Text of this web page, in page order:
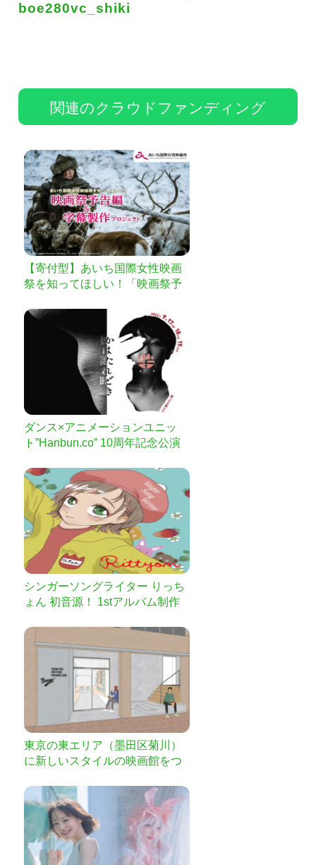
boe280vc_shiki
関連のクラウドファンディング
【寄付型】あいち国際女性映画
祭を知ってほしい！「映画祭予
ダンス×アニメーションユニッ
ト”Hanbun.co” 10周年記念公演
たい！
シンガーソングライター りっち
ょん 初音源！ 1stアルバム制作
東京の東エリア（墨田区菊川）
に新しいスタイルの映画館をつ
す！